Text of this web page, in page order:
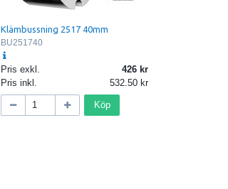
Klämbussning 2517 40mm
BU251740
Pris exkl.
426
Pris inkl.
532.50
Köp